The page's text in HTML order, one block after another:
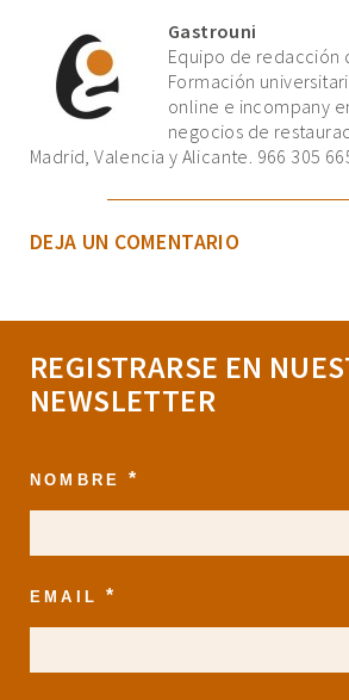
Gastrouni
Equipo de redacción
Formación
online e incompany
negocios de
Madrid, Valencia y Alicante. 966 305
DEJA UN COMENTARIO
REGISTRARSE EN
NEWSLETTER
NOMBRE*
EMAIL*